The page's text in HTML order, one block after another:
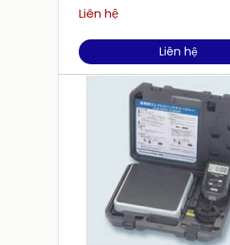
Liên hệ
Liên hệ